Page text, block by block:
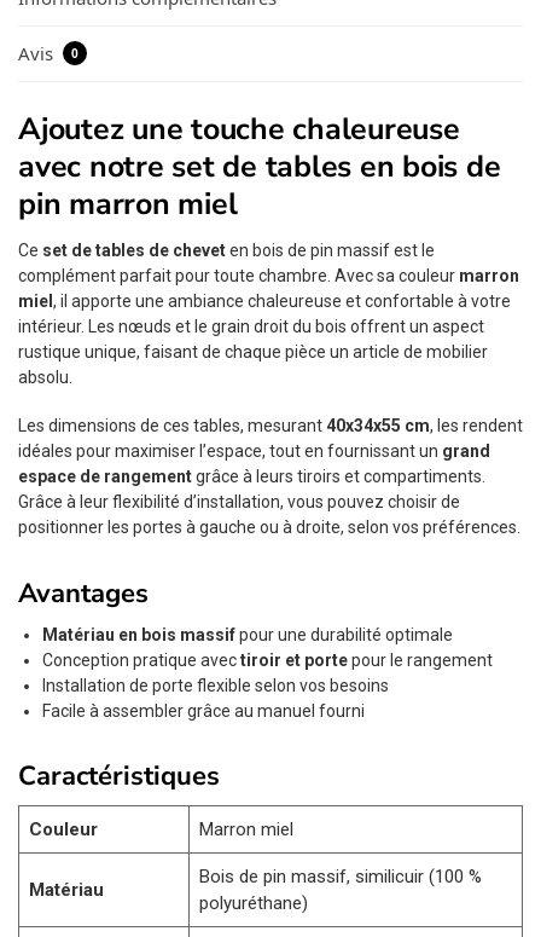
Avis 0
Ajoutez une touche chaleureuse
avec notre set de tables en bois de
pin marron miel
Ce set de tables de cheveten bois de pin massif est le
complément parfait pour toute chambre. Avec sa couleur marron
miel , il apporte une ambiance chaleureuse et confortable à votre
intérieur. Les nœuds et le grain droit du bois offrent un aspect
rustique unique, faisant de chaque pièce un article de mobilier
absolu.
Les dimensions de ces tables, mesurant40x34x55 cm, les rendent
idéales pour maximiser l’espace, tout en fournissant un grand
espace de rangementgrâce à leurs tiroirs et compartiments.
Grâce à leur flexibilité d’installation, vous pouvez choisir de
positionner les portes à gauche ou à droite, selon vos préférences.
Avantages
Matériau en bois massifpour une durabilité optimale
Conception pratique avectiroir et portepour le rangement
Installation de porte flexible selon vos besoins
Facile à assembler grâce au manuel fourni
Caractéristiques
Couleur Marron miel
Matériau
Bois de pin massif, similicuir (100 %
polyuréthane)